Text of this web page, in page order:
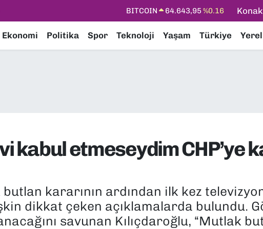
DOLAR 47,6704 %0
STERLİN 64,2143%0
Konak
Ekonomi Politika Spor Teknoloji Yaşam Türkiye Yerel
kabul etmeseydim CHP’ye
butlan kararının ardından ilk kez
dikkat çeken açıklamalarda bulundu.
savunan Kılıçdaroğlu, “Mutlak